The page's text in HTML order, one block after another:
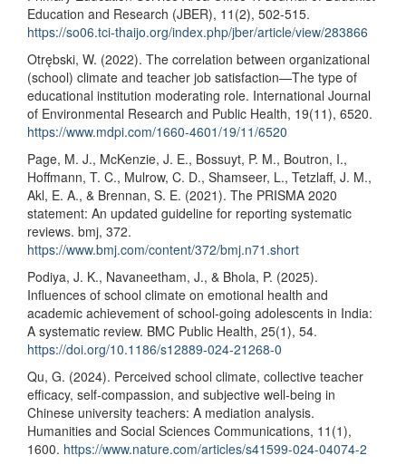
Education and Research (JBER), 11(2), 502-515.
https://so06.tci-thaijo.org/index.php/jber/article/view/283866
Otrębski, W. (2022). The correlation between organizational
(school) climate and teacher job satisfaction—The type of
educational institution moderating role. International Journal
of Environmental Research and Public Health, 19(11), 6520.
https://www.mdpi.com/1660-4601/19/11/6520
Page, M. J., McKenzie, J. E., Bossuyt, P. M., Boutron, I.,
Hoffmann, T. C., Mulrow, C. D., Shamseer, L., Tetzlaff, J. M.,
Akl, E. A., & Brennan, S. E. (2021). The PRISMA 2020
statement: An updated guideline for reporting systematic
reviews. bmj, 372.
https://www.bmj.com/content/372/bmj.n71.short
Podiya, J. K., Navaneetham, J., & Bhola, P. (2025).
Influences of school climate on emotional health and
academic achievement of school-going adolescents in India:
A systematic review. BMC Public Health, 25(1), 54.
https://doi.org/10.1186/s12889-024-21268-0
Qu, G. (2024). Perceived school climate, collective teacher
efficacy, self-compassion, and subjective well-being in
Chinese university teachers: A mediation analysis.
Humanities and Social Sciences Communications, 11(1),
1600. https://www.nature.com/articles/s41599-024-04074-2